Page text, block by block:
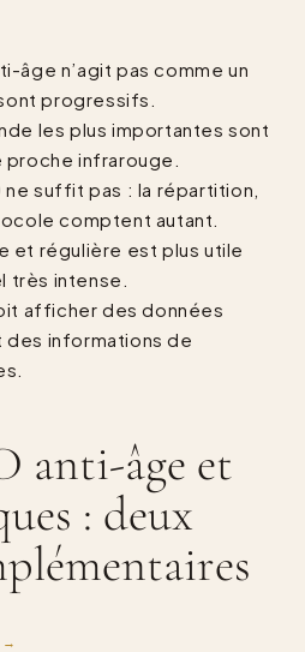
âge n’agit pas comme un
progressifs.
les plus importantes sont
infrarouge.
ne suffit pas : la répartition,
comptent autant.
et régulière est plus utile
très intense.
afficher des données
des informations de
anti-âge et
: deux
→